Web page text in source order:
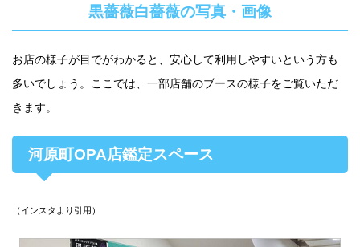
黒薔薇白薔薇の写真・画像
お店の様子が目でがわかると、安心して利用しやすいという方も
多いでしょう。ここでは、一部店舗のブースの様子をご覧いただ
きます。
河原町OPA店鑑定スペース
（インスタより引用）